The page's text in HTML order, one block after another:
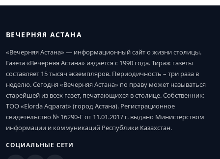
ВЕЧЕРНЯЯ АСТАНА
«Вечерняя Астана» — информационный сайт о жизни столицы.
Газета «Вечерняя Астана» издается с 1990 года. Тираж газеты
составляет 15 тысяч экземпляров. Периодичность – три раза в
неделю. Сегодня «Вечерняя Астана» по праву может называться
старейшей из всех газет, печатающихся в столице. Собственник:
ТОО «Elorda Aqparat» (город Астана). Регистрационное
свидетельство № 16290-Г от 11.01.2017 г. выдано Министерством
информации и коммуникаций Республики Казахстан.
СОЦИАЛЬНЫЕ СЕТИ